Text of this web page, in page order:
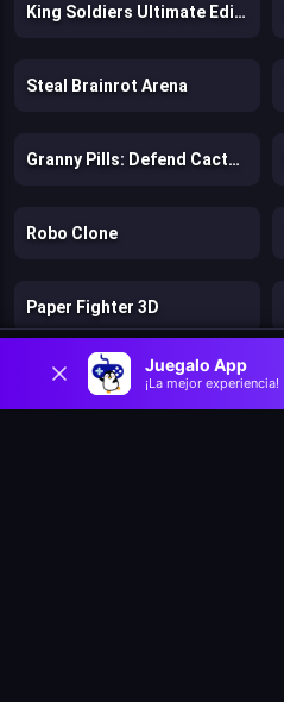
Juegalo App
¡La mejor experiencia!
King Soldiers Ultimate Edition
Steal Brainrot Arena
Granny Pills: Defend Cactuses
Robo Clone
Paper Fighter 3D
Mr Herobrine